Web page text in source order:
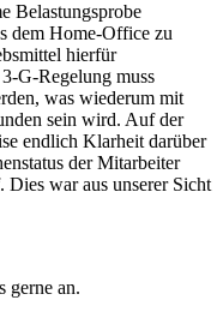
Belastungsprobe
dem Home-Office zu
hierfür
G-Regelung muss
was wiederum mit
sein wird. Auf der
endlich Klarheit darüber
der Mitarbeiter
war aus unserer Sicht
gerne an.